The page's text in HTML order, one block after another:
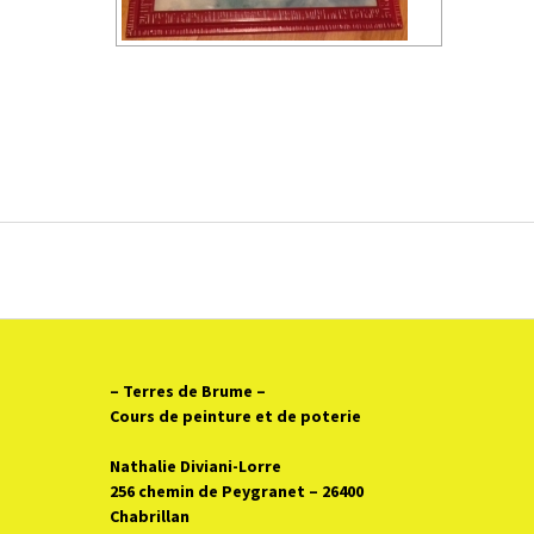
– Terres de Brume –
Cours de peinture et de poterie
Nathalie Diviani-Lorre
256 chemin de Peygranet – 26400
Chabrillan